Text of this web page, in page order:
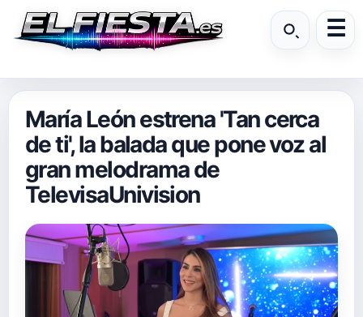
María León estrena 'Tan cerca
de ti', la balada que pone voz al
gran melodrama de
TelevisaUnivision